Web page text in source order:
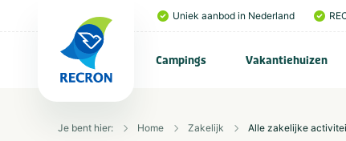
Uniek aanbod in Nederland
Campings Vakantiehuizen
Je bent hier: Home Zakelijk Alle zakelijke